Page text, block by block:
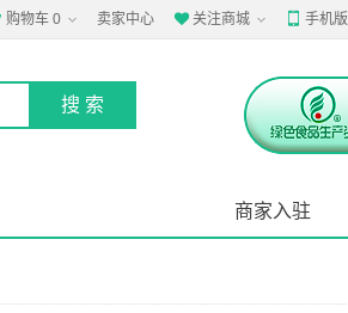
购物车 0 卖家中心 关注商城 手机版
商家入驻